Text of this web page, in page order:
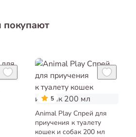
покупают
5
Animal Play Спрей для
приучения к туалету
кошек и собак 200 мл